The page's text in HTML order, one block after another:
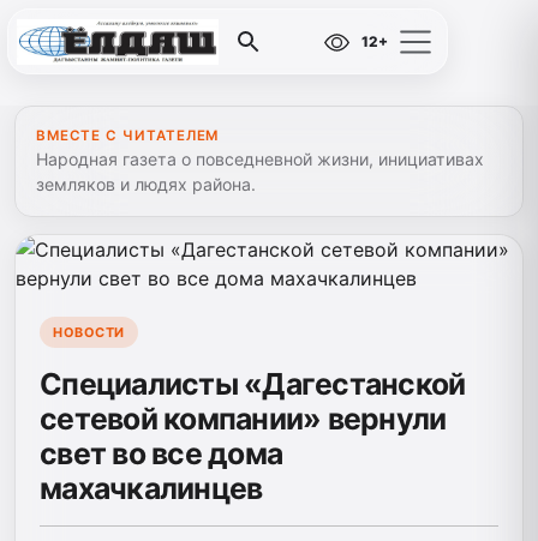
12+
ВМЕСТЕ С ЧИТАТЕЛЕМ
Народная газета о повседневной жизни, инициативах
земляков и людях района.
НОВОСТИ
Специалисты «Дагестанской
сетевой компании» вернули
свет во все дома
махачкалинцев